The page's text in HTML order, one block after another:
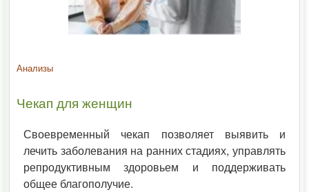
Анализы
Чекап для женщин
Своевременный чекап позволяет выявить и
лечить заболевания на ранних стадиях, управлять
репродуктивным здоровьем и поддерживать
общее благополучие.